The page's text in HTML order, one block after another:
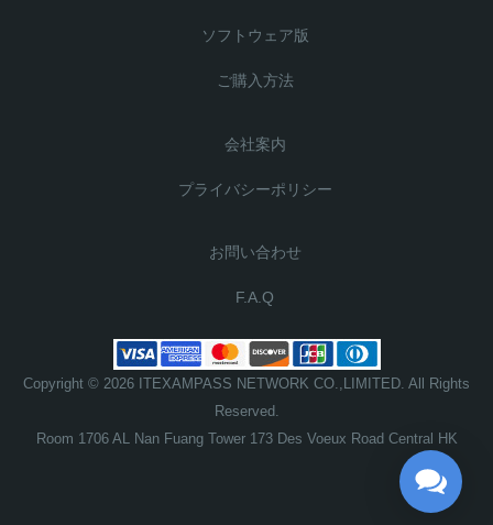
ソフトウェア版
ご購入方法
会社案内
プライバシーポリシー
お問い合わせ
F.A.Q
Copyright © 2026 ITEXAMPASS NETWORK CO.,LIMITED. All Rights
Reserved.
Room 1706 AL Nan Fuang Tower 173 Des Voeux Road Central HK